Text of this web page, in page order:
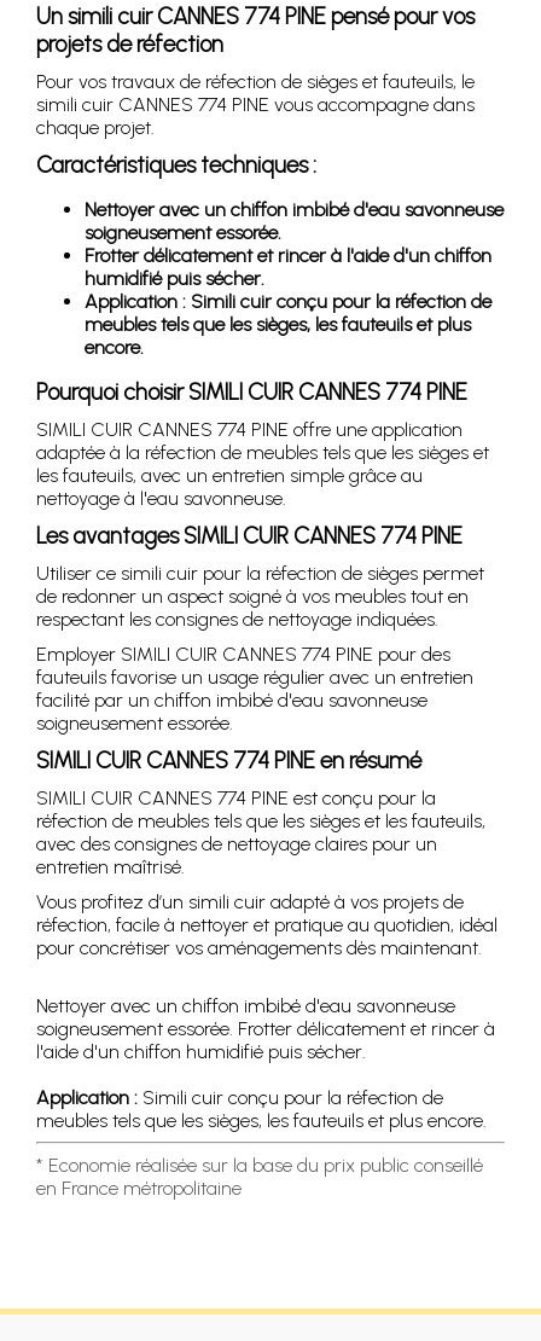
Un simili cuir CANNES 774 PINE pensé pour vos
projets de réfection
Pour vos travaux de réfection de sièges et fauteuils, le
simili cuir CANNES 774 PINE vous accompagne dans
chaque projet.
Caractéristiques techniques :
Nettoyer avec un chiffon imbibé d'eau savonneuse
soigneusement essorée.
Frotter délicatement et rincer à l'aide d'un chiffon
humidifié puis sécher.
Application : Simili cuir conçu pour la réfection de
meubles tels que les sièges, les fauteuils et plus
encore.
Pourquoi choisir SIMILI CUIR CANNES 774 PINE
SIMILI CUIR CANNES 774 PINE offre une application
adaptée à la réfection de meubles tels que les sièges et
les fauteuils, avec un entretien simple grâce au
nettoyage à l'eau savonneuse.
Les avantages SIMILI CUIR CANNES 774 PINE
Utiliser ce simili cuir pour la réfection de sièges permet
de redonner un aspect soigné à vos meubles tout en
respectant les consignes de nettoyage indiquées.
Employer SIMILI CUIR CANNES 774 PINE pour des
fauteuils favorise un usage régulier avec un entretien
facilité par un chiffon imbibé d'eau savonneuse
soigneusement essorée.
SIMILI CUIR CANNES 774 PINE en résumé
SIMILI CUIR CANNES 774 PINE est conçu pour la
réfection de meubles tels que les sièges et les fauteuils,
avec des consignes de nettoyage claires pour un
entretien maîtrisé.
Vous profitez d’un simili cuir adapté à vos projets de
réfection, facile à nettoyer et pratique au quotidien, idéal
pour concrétiser vos aménagements dès maintenant.
Nettoyer avec un chiffon imbibé d'eau savonneuse
soigneusement essorée. Frotter délicatement et rincer à
l'aide d'un chiffon humidifié puis sécher.
Application : Simili cuir conçu pour la réfection de
meubles tels que les sièges, les fauteuils et plus encore.
* Economie réalisée sur la base du prix public conseillé
en France métropolitaine